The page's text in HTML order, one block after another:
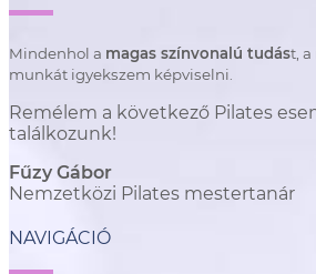
Mindenhol a magas színvonalú tudást,
munkát igyekszem képviselni.
Remélem a következő Pilates
találkozunk!
Fűzy Gábor
Nemzetközi Pilates mestertanár
NAVIGÁCIÓ